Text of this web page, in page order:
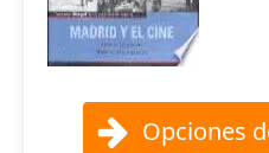
Opciones